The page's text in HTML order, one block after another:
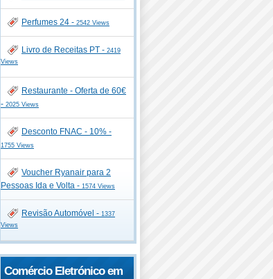
Perfumes 24 - 2542 Views
Livro de Receitas PT - 2419
Views
Restaurante - Oferta de 60€
- 2025 Views
Desconto FNAC - 10% -
1755 Views
Voucher Ryanair para 2
Pessoas Ida e Volta - 1574 Views
Revisão Automóvel - 1337
Views
Comércio Eletrónico em